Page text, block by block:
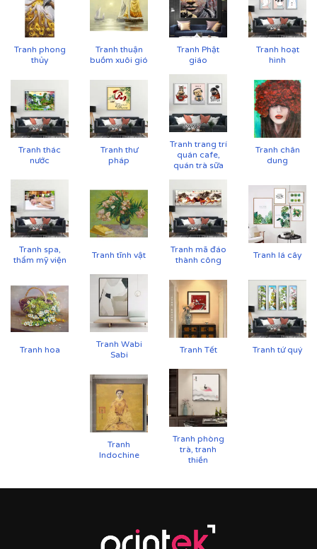
Cận cảnh tranh in trên chất liệu canvas công nghệ in
Cận cảnh tranh in trên chất liệu canvas công nghệ in
Chất liệu khung bền bỉ
Tranh được căng lên khung thông đã qua xử lý
Tranh phong
thủy
Tranh thuận
buồm xuôi gió
Tranh Phật
giáo
Tranh hoạt
hình
Tranh thác
nước
Tranh thư
pháp
Tranh trang trí
quán cafe,
quán trà sữa
Tranh chân
dung
Tranh spa,
thẩm mỹ viện
Tranh tĩnh vật
Tranh mã đáo
thành công
Tranh lá cây
Tranh hoa
Tranh Wabi
Sabi
Tranh Tết Tranh tứ quý
Tranh
Indochine
Tranh phòng
trà, tranh
thiền